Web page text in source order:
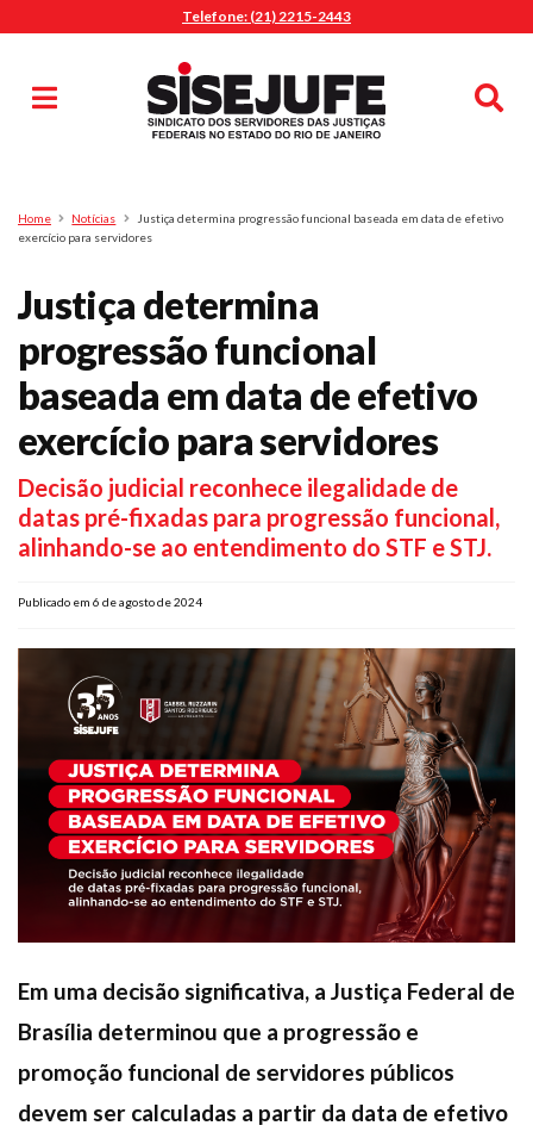
Telefone: (21) 2215-2443
Pesquisa
Home Notícias
Justiça determina progressão funcional baseada em data de efetivo
exercício para servidores
Justiça determina
progressão funcional
baseada em data de efetivo
exercício para servidores
Decisão judicial reconhece ilegalidade de
datas pré-fixadas para progressão funcional,
alinhando-se ao entendimento do STF e STJ.
Publicado em 6 de agosto de 2024
Em uma decisão significativa, a Justiça Federal de
Brasília determinou que a progressão e
promoção funcional de servidores públicos
devem ser calculadas a partir da data de efetivo
MENU
Sindicalize-se
Jurídico
O Sindicato
Agenda
Casa do Alto
Sede Campestre
Nossos Convênios
Gympass Wellhub
Seguro Auto
Plano de Saúde
Assistência Funeral
Facebook
Twitter Youtube TikTok Whatsapp